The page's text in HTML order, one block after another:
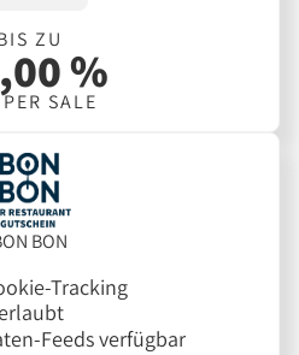
ZU
%
SALE
BON
Tracking
Feeds verfügbar